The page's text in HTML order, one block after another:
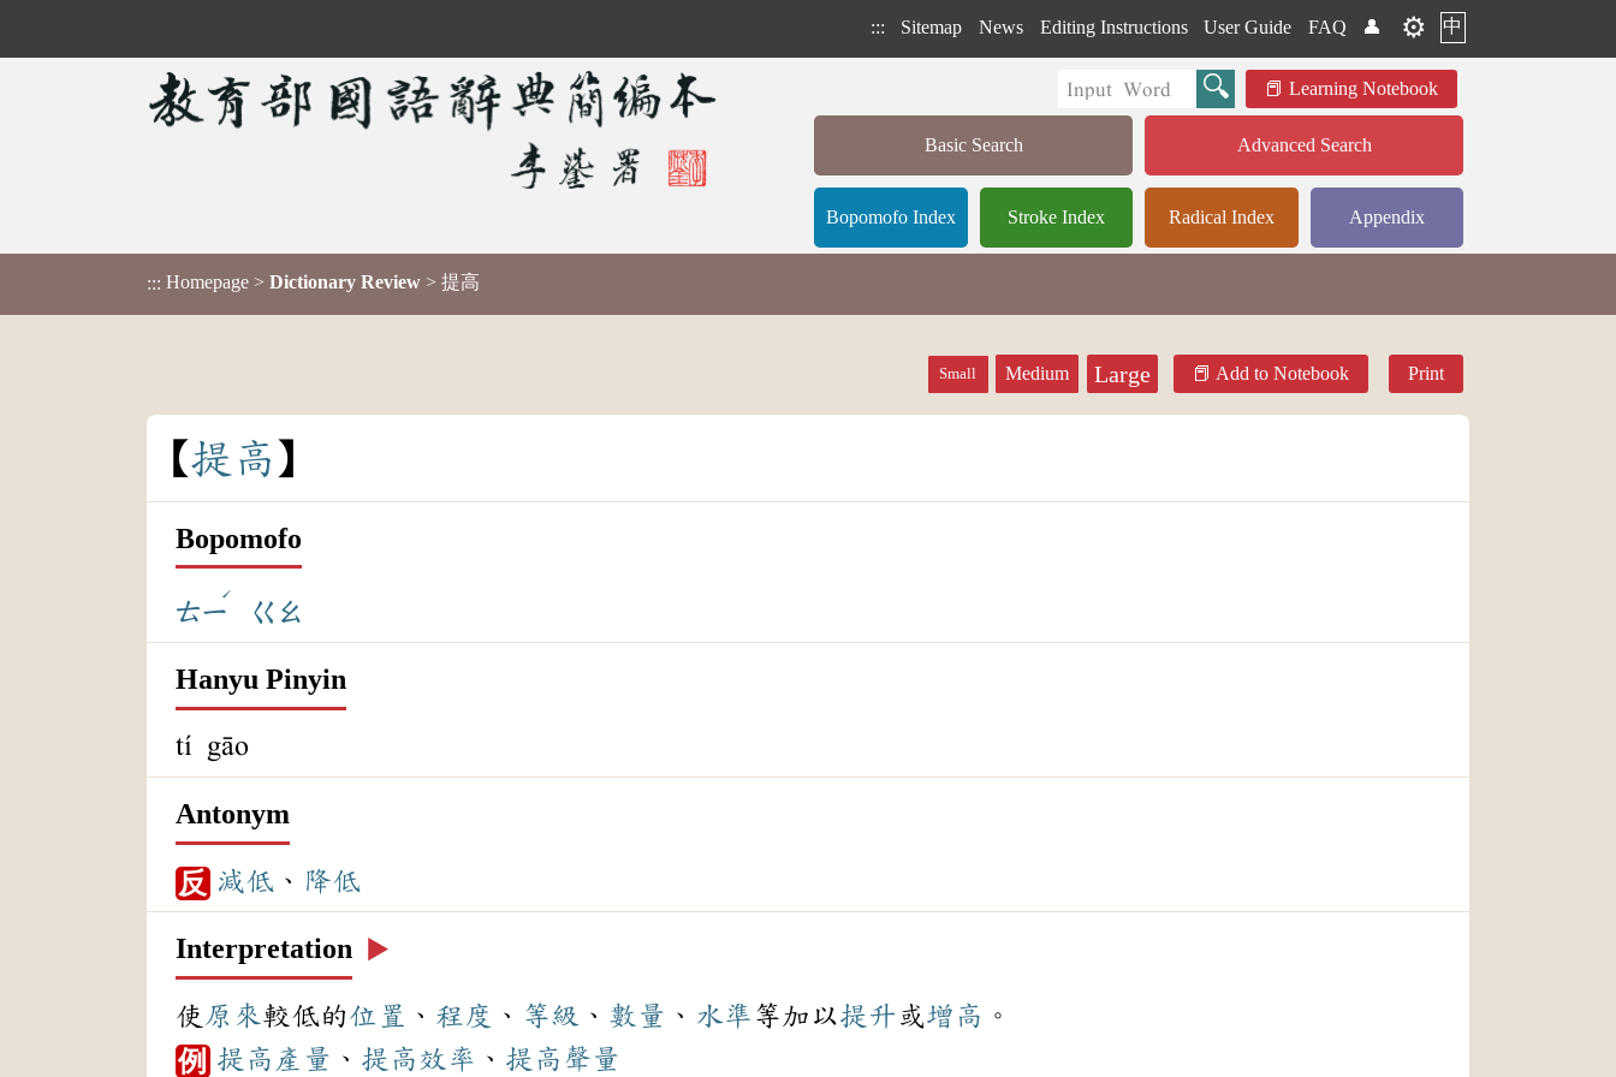
::: Sitemap News Editing Instructions User Guide FAQ 👤 ⚙️ 中
Learning Notebook
Basic Search Advanced Search
Bopomofo Index Stroke Index Radical Index Appendix
::: Homepage > Dictionary Review > 提高
Small Medium Large Add to Notebook Print
提 高
Bopomofo
ㄊㄧ
ˊ
ㄍㄠ
Hanyu Pinyin
tí gāo
Antonym
反 減低 、 降低
Interpretation ▶️
使 原來較低的位置 、 程度 、 等級 、 數量 、 水準 等加以提升或增高 。
例 提高 產量 、 提高 效率 、 提高 聲量